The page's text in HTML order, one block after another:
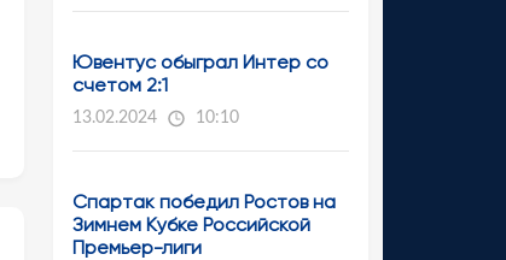
Ювентус обыграл Интер со
счетом 2:1
13.02.2024 10:10
Спартак победил Ростов на
Зимнем Кубке Российской
Премьер-лиги